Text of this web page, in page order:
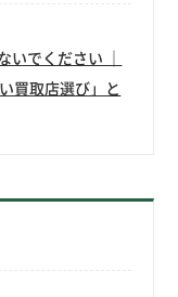
いでください ｜
買取店選び」と